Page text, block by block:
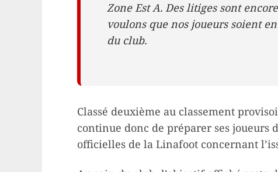
Zone Est A. Des litiges sont
voulons que nos joueurs soient
du club.
Classé deuxième au classement
continue donc de préparer ses joueurs
officielles de la Linafoot concernant